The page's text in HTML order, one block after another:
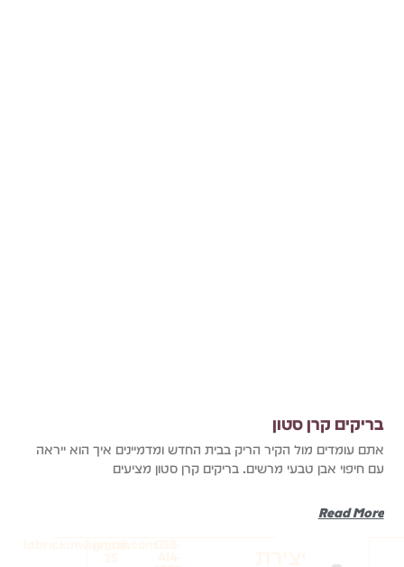
בריקים קרן סטון
אתם עומדים מול הקיר הריק בבית החדש ומדמיינים איך הוא ייראה
עם חיפוי אבן טבעי מרשים. בריקים קרן סטון מציעים
Read More